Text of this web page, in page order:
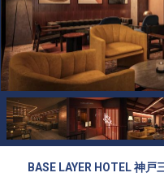
ご利用の流れ
よくある質問
ホテル・宿泊業界情報
無料 転職サポ
BASE LAYER HOTEL 神戸